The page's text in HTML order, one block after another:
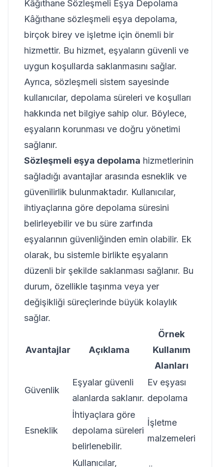
Kâğıthane Sözleşmeli Eşya Depolama
Kâğıthane sözleşmeli eşya depolama,
birçok birey ve işletme için önemli bir
hizmettir. Bu hizmet, eşyaların güvenli ve
uygun koşullarda saklanmasını sağlar.
Ayrıca, sözleşmeli sistem sayesinde
kullanıcılar, depolama süreleri ve koşulları
hakkında net bilgiye sahip olur. Böylece,
eşyaların korunması ve doğru yönetimi
sağlanır.
Sözleşmeli eşya depolama hizmetlerinin
sağladığı avantajlar arasında esneklik ve
güvenilirlik bulunmaktadır. Kullanıcılar,
ihtiyaçlarına göre depolama süresini
belirleyebilir ve bu süre zarfında
eşyalarının güvenliğinden emin olabilir. Ek
olarak, bu sistemle birlikte eşyaların
düzenli bir şekilde saklanması sağlanır. Bu
durum, özellikle taşınma veya yer
değişikliği süreçlerinde büyük kolaylık
sağlar.
Avantajlar Açıklama
Örnek
Kullanım
Alanları
Güvenlik
Eşyalar güvenli
alanlarda saklanır.
Ev eşyası
depolama
Esneklik
İhtiyaçlara göre
depolama süreleri
belirlenebilir.
İşletme
malzemeleri
Kullanıcılar,